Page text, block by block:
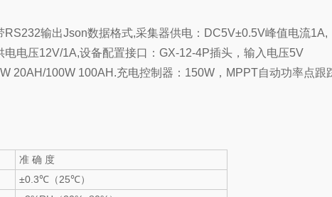
输出Json数据格式,采集器供电：DC5V±0.5V峰值电流1A,
压12V/1A,设备配置接口：GX-12-4P插头，输入电压5V
100W 100AH.充电控制器：150W，MPPT自动功率点跟
准 确 度
±0.3℃（25℃）